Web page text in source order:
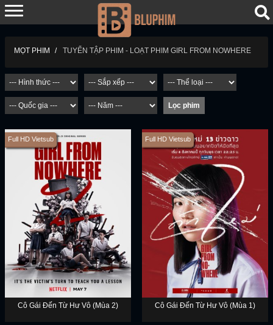
MỌT PHIM TUYỂN TẬP PHIM - LOẠT PHIM GIRL FROM NOWHERE
Full HD Vietsub
Cô Gái Đến Từ Hư Vô (Mùa 2)
Full HD Vietsub
Cô Gái Đến Từ Hư Vô (Mùa 1)